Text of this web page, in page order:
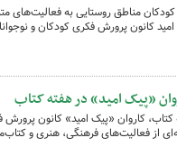
مناطق روستایی به فعالیت‌های
کانون پرورش فکری کودکان و
«پیک امید» در هفته کتاب
کاروان «پیک امید» کانون پرورش
از فعالیت‌های فرهنگی، هنری و